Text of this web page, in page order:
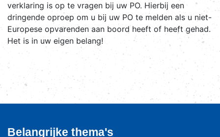
verklaring is op te vragen bij uw PO. Hierbij een
dringende oproep om u bij uw PO te melden als u niet-
Europese opvarenden aan boord heeft of heeft gehad.
Het is in uw eigen belang!
Belangrijke thema's